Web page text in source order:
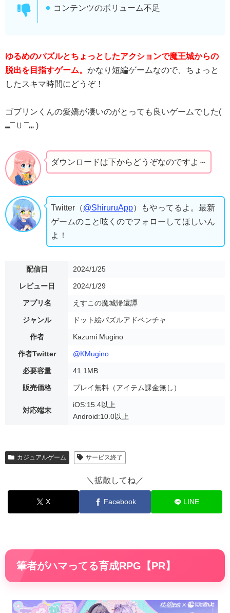
コンテンツのボリューム不足
ゆるめのパズルとちょっとしたアクションで魔王城からの
脱出を目指すゲーム。 かなり短編ゲームなので、ちょっと
したスキマ時間にどうぞ！
ゴブリンくんの愛嬌が凄いのがとっても良いゲームでした(
⑉¯ ꇴ ¯⑉ )
ダウンロードは下からどうぞなのですよ～
Twitter（@ShiruruApp）もやってるよ。最新
ゲームのこと呟くのでフォローしてほしいん
よ！
配信日 2024/1/25
レビュー日 2024/1/29
アプリ名 えすこの魔城帰還譚
ジャンル ドット絵パズルアドベンチャ
作者 Kazumi Mugino
作者Twitter @KMugino
必要容量 41.1MB
販売価格 プレイ無料（アイテム課金無し）
対応端末
iOS:15.4以上
Android:10.0以上
カジュアルゲーム サービス終了
＼拡散してね／
X Facebook LINE
筆者がハマってる育成RPG【PR】